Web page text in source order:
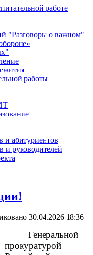
работе
"Разговоры о важном"
работы
и абитуриентов
и руководителей
30.04.2026 18:36
Генеральной
прокуратурой